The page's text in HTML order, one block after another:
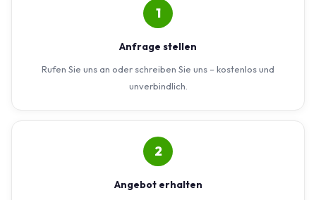
1
Anfrage stellen
Rufen Sie uns an oder schreiben Sie uns – kostenlos und
unverbindlich.
2
Angebot erhalten